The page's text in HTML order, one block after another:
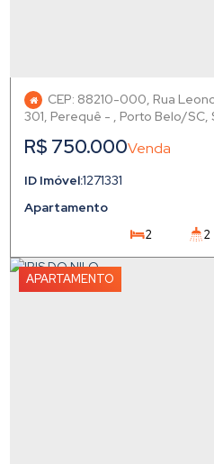
Apartamento
R$ 750.000
1271331
CEP: 88210-000, Rua
301, Perequê , Porto Belo ,
2 2
APARTAMENTO